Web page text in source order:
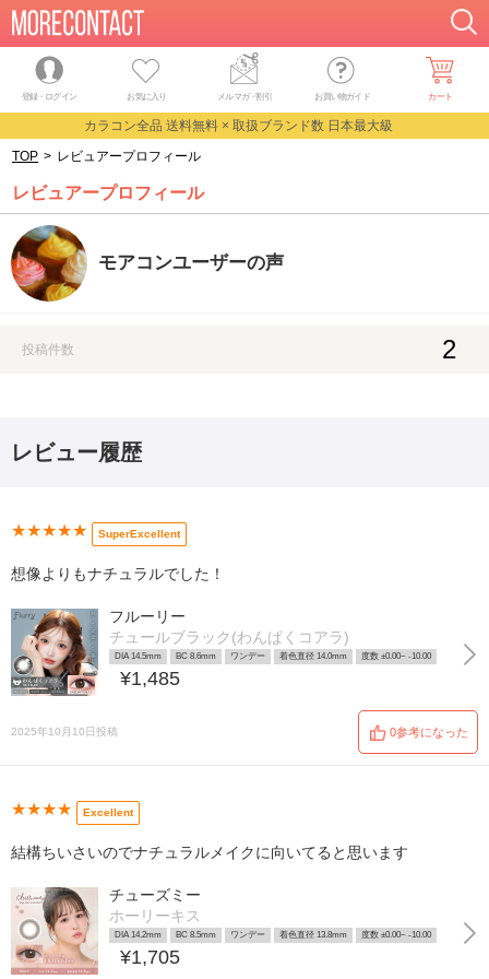
登録・ログイン お気に入り メルマガ・割引 お買い物ガイド カート
カラコン全品 送料無料 × 取扱ブランド数 日本最大級
TOP > レビュアープロフィール
レビュアープロフィール
モアコンユーザーの声
投稿件数 2
レビュー履歴
★★★★★ SuperExcellent
想像よりもナチュラルでした！
フルーリー
チュールブラック(わんぱくコアラ)
DIA 14.5mm BC 8.6mm ワンデー 着色直径 14.0mm 度数 ±0.00~ -10.00
¥1,485
2025年10月10日投稿 0参考になった
★★★★ Excellent
結構ちいさいのでナチュラルメイクに向いてると思います
チューズミー
ホーリーキス
DIA 14.2mm BC 8.5mm ワンデー 着色直径 13.8mm 度数 ±0.00~ -10.00
¥1,705